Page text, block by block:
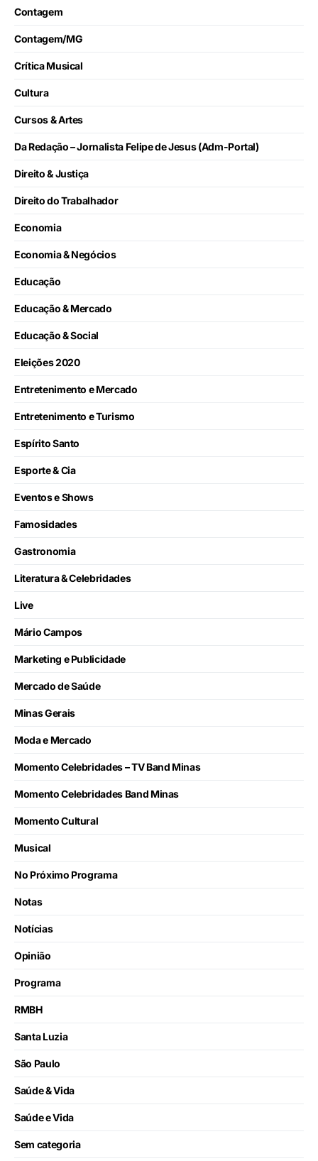
Contagem
Contagem/MG
Crítica Musical
Cultura
Cursos & Artes
Da Redação – Jornalista Felipe de Jesus (Adm-Portal)
Direito & Justiça
Direito do Trabalhador
Economia
Economia & Negócios
Educação
Educação & Mercado
Educação & Social
Eleições 2020
Entretenimento e Mercado
Entretenimento e Turismo
Espírito Santo
Esporte & Cia
Eventos e Shows
Famosidades
Gastronomia
Literatura & Celebridades
Live
Mário Campos
Marketing e Publicidade
Mercado de Saúde
Minas Gerais
Moda e Mercado
Momento Celebridades – TV Band Minas
Momento Celebridades Band Minas
Momento Cultural
Musical
No Próximo Programa
Notas
Notícias
Opinião
Programa
RMBH
Santa Luzia
São Paulo
Saúde & Vida
Saúde e Vida
Sem categoria